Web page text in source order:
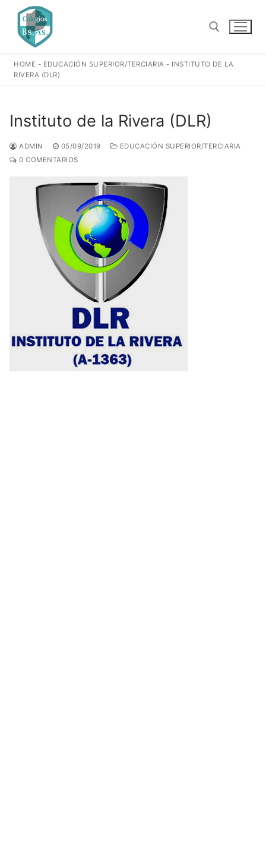
contenido
HOME - EDUCACIÓN SUPERIOR/TERCIARIA - INSTITUTO DE LA
RIVERA (DLR)
Instituto de la Rivera (DLR)
ADMIN 05/09/2019
EDUCACIÓN SUPERIOR/TERCIARIA
0 COMENTARIOS